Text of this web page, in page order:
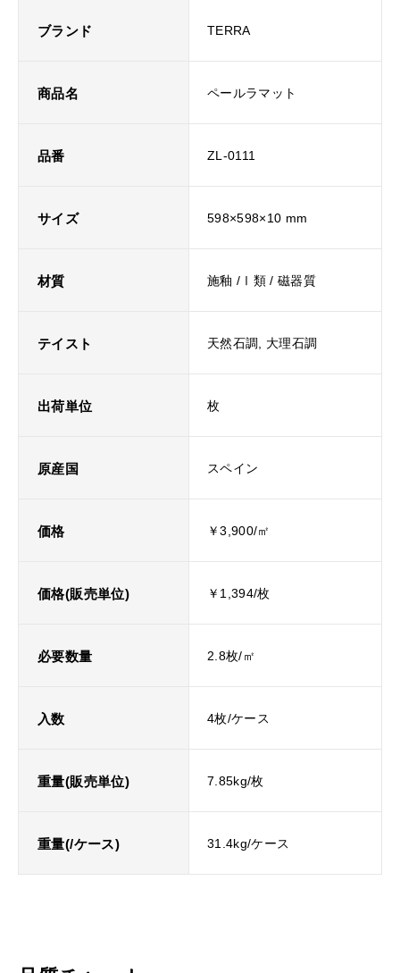
ブランド TERRA
商品名 ペールラマット
品番 ZL-0111
サイズ 598×598×10 mm
材質 施釉 /Ⅰ類 / 磁器質
テイスト 天然石調, 大理石調
出荷単位 枚
原産国 スペイン
価格 ￥3,900/㎡
価格(販売単位) ￥1,394/枚
必要数量 2.8枚/㎡
入数 4枚/ケース
重量(販売単位) 7.85kg/枚
重量(/ケース) 31.4kg/ケース